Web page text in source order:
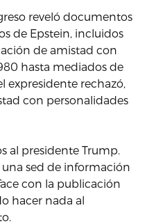
reveló documentos
de Epstein, incluidos
de amistad con
hasta mediados de
expresidente rechazó,
con personalidades
al presidente Trump.
sed de información
con la publicación
hacer nada al